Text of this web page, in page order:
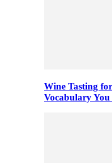
Wine Tasting
Vocabulary You